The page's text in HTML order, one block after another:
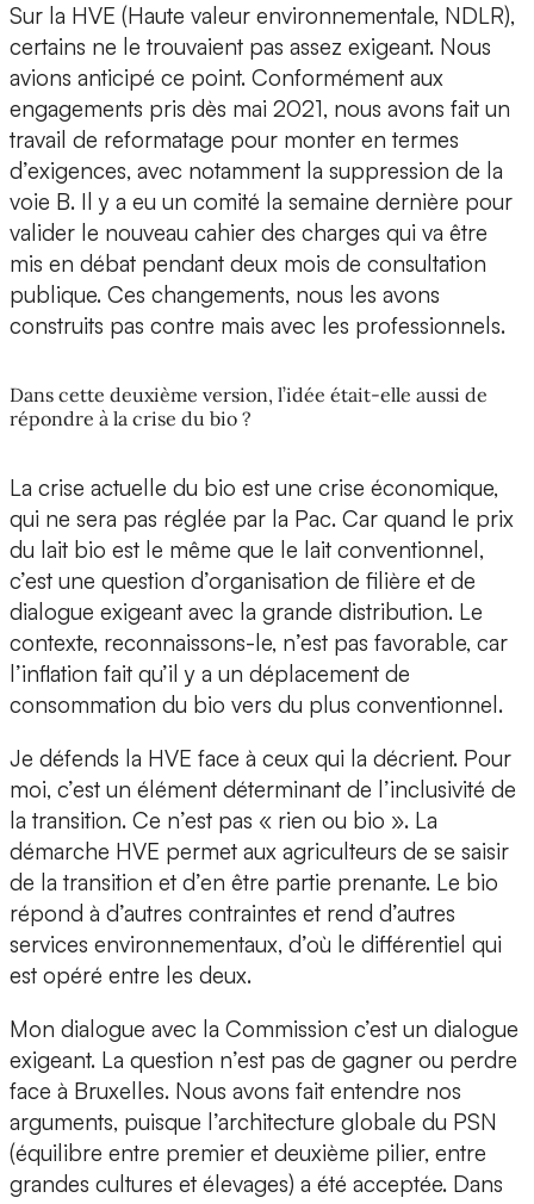
Sur la HVE (Haute valeur environnementale, NDLR),
certains ne le trouvaient pas assez exigeant. Nous
avions anticipé ce point. Conformément aux
engagements pris dès mai 2021, nous avons fait un
travail de reformatage pour monter en termes
d’exigences, avec notamment la suppression de la
voie B. Il y a eu un comité la semaine dernière pour
valider le nouveau cahier des charges qui va être
mis en débat pendant deux mois de consultation
publique. Ces changements, nous les avons
construits pas contre mais avec les professionnels.
Dans cette deuxième version, l’idée était-elle aussi de
répondre à la crise du bio ?
La crise actuelle du bio est une crise économique,
qui ne sera pas réglée par la Pac. Car quand le prix
du lait bio est le même que le lait conventionnel,
c’est une question d’organisation de filière et de
dialogue exigeant avec la grande distribution. Le
contexte, reconnaissons-le, n’est pas favorable, car
l’inflation fait qu’il y a un déplacement de
consommation du bio vers du plus conventionnel.
Je défends la HVE face à ceux qui la décrient. Pour
moi, c’est un élément déterminant de l’inclusivité de
la transition. Ce n’est pas « rien ou bio ». La
démarche HVE permet aux agriculteurs de se saisir
de la transition et d’en être partie prenante. Le bio
répond à d’autres contraintes et rend d’autres
services environnementaux, d’où le différentiel qui
est opéré entre les deux.
Mon dialogue avec la Commission c’est un dialogue
exigeant. La question n’est pas de gagner ou perdre
face à Bruxelles. Nous avons fait entendre nos
arguments, puisque l’architecture globale du PSN
(équilibre entre premier et deuxième pilier, entre
grandes cultures et élevages) a été acceptée. Dans